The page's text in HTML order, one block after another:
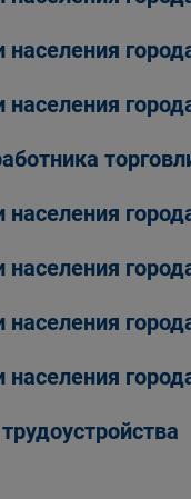
населения
населения
населения
населения
населения
населения